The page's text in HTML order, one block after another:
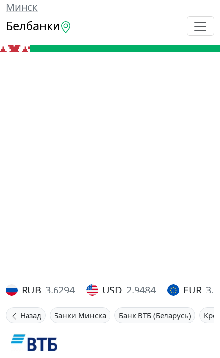
Минск
Белбанки
RUB 3.6294 USD 2.9484 EUR
Назад Банки Минска Банк ВТБ (Беларусь)